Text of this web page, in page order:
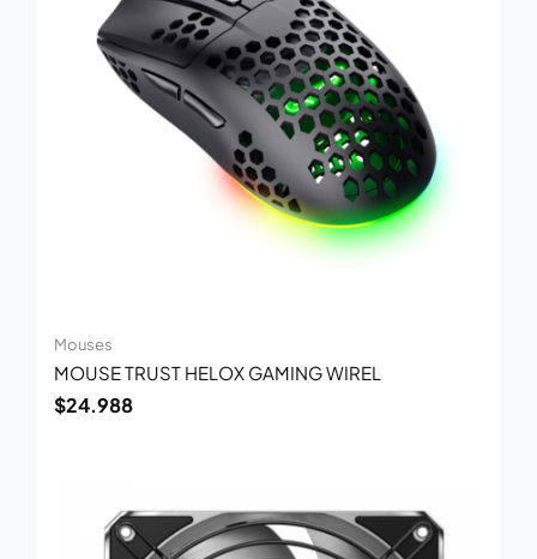
Mouses
MOUSE TRUST HELOX GAMING WIREL
$24.988